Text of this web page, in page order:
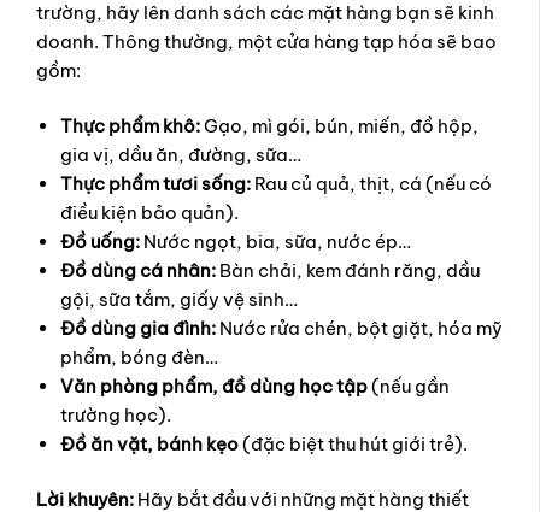
trường, hãy lên danh sách các mặt hàng bạn sẽ kinh
doanh. Thông thường, một cửa hàng tạp hóa sẽ bao
gồm:
Thực phẩm khô:Gạo, mì gói, bún, miến, đồ hộp,
gia vị, dầu ăn, đường, sữa…
Thực phẩm tươi sống: Rau củ quả, thịt, cá (nếu có
điều kiện bảo quản).
Đồ uống: Nước ngọt, bia, sữa, nước ép…
Đồ dùng cá nhân: Bàn chải, kem đánh răng, dầu
gội, sữa tắm, giấy vệ sinh…
Đồ dùng gia đình: Nước rửa chén, bột giặt, hóa mỹ
phẩm, bóng đèn…
Văn phòng phẩm, đồ dùng học tập(nếu gần
trường học).
Đồ ăn vặt, bánh kẹo(đặc biệt thu hút giới trẻ).
Lời khuyên: Hãy bắt đầu với những mặt hàng thiết